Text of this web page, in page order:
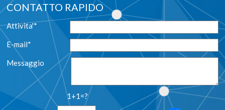
CONTATTO RAPIDO
Attivita'*
E-mail*
Messaggio
1+1=?